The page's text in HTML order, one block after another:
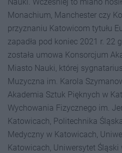
Monachium, Manchester czy
przyznaniu Katowicom tytułu
zapadła pod koniec 2021 r. 22
została umowa Konsorcjum
Miasto Nauki, której
Muzyczna im. Karola
Akademia Sztuk Pięknych w
Wychowania Fizycznego im.
Katowicach, Politechnika
Medyczny w Katowicach,
Katowicach, Uniwersytet